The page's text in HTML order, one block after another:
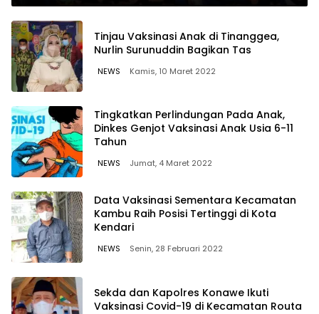
Tinjau Vaksinasi Anak di Tinanggea,
Nurlin Surunuddin Bagikan Tas
NEWS Kamis, 10 Maret 2022
Tingkatkan Perlindungan Pada Anak,
Dinkes Genjot Vaksinasi Anak Usia 6-11
Tahun
NEWS Jumat, 4 Maret 2022
Data Vaksinasi Sementara Kecamatan
Kambu Raih Posisi Tertinggi di Kota
Kendari
NEWS Senin, 28 Februari 2022
Sekda dan Kapolres Konawe Ikuti
Vaksinasi Covid-19 di Kecamatan Routa